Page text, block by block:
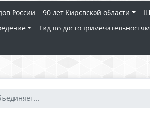
России 90 лет Кировской области
Гид по достопримечательностям